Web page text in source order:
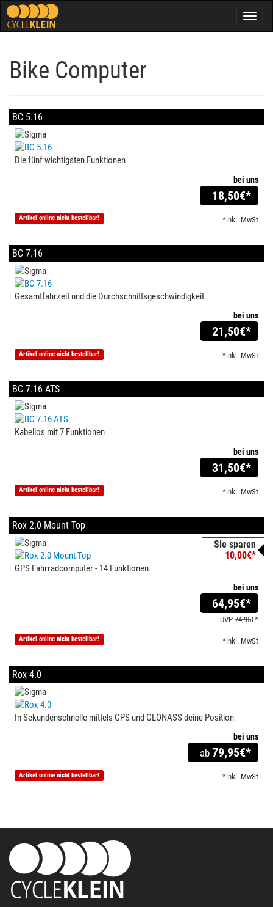
Bike Computer
BC 5.16
Die fünf wichtigsten Funktionen
bei uns
18,50€*
*inkl. MwSt
Artikel online nicht bestellbar!
BC 7.16
Gesamtfahrzeit und die Durchschnittsgeschwindigkeit
bei uns
21,50€*
*inkl. MwSt
Artikel online nicht bestellbar!
BC 7.16 ATS
Kabellos mit 7 Funktionen
bei uns
31,50€*
*inkl. MwSt
Artikel online nicht bestellbar!
Rox 2.0 Mount Top
Sie sparen
10,00€*
GPS Fahrradcomputer - 14 Funktionen
bei uns
64,95€*
UVP 74,95€*
*inkl. MwSt
Artikel online nicht bestellbar!
Rox 4.0
In Sekundenschnelle mittels GPS und GLONASS deine Position
bei uns
ab 79,95€*
*inkl. MwSt
Artikel online nicht bestellbar!